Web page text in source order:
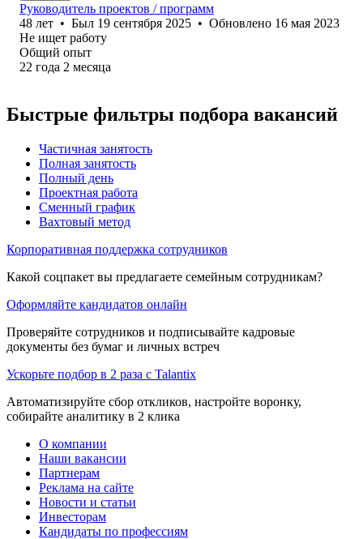
Руководитель проектов / программ
48 лет • Был 19 сентября 2025 • Обновлено 16 мая 2023
Не ищет работу
Общий опыт
22 года 2 месяца
Быстрые фильтры подбора вакансий
Частичная занятость
Полная занятость
Полный день
Проектная работа
Сменный график
Вахтовый метод
Корпоративная поддержка сотрудников
Какой соцпакет вы предлагаете семейным сотрудникам?
Оформляйте кандидатов онлайн
Проверяйте сотрудников и подписывайте кадровые
документы без бумаг и личных встреч
Ускорьте подбор в 2 раза с Talantix
Автоматизируйте сбор откликов, настройте воронку,
собирайте аналитику в 2 клика
О компании
Наши вакансии
Партнерам
Реклама на сайте
Новости и статьи
Инвесторам
Кандидаты по профессиям